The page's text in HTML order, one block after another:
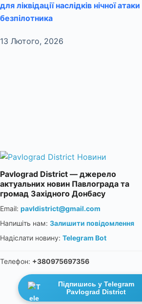
для ліквідації наслідків нічної атаки
безпілотника
13 Лютого, 2026
Pavlograd District — джерело
актуальних новин Павлограда та
громад Західного Донбасу
Email: pavldistrict@gmail.com
Напишіть нам: Залишити повідомлення
Надіслати новину: Telegram Bot
Телефон: +380975697356
Підпишись у Telegram
Pavlograd District